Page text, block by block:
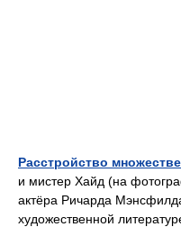
Расстройство
и мистер Хайд (на
актёра Ричарда
художественной